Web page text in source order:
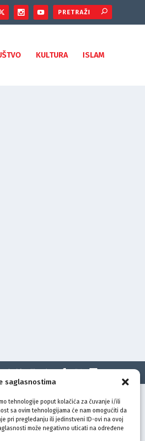
saglasnostima
tehnologije poput kolačića za čuvanje i/ili
sa ovim tehnologijama će nam omogućiti da
pri pregledanju ili jedinstveni ID-ovi na ovoj
može negativno uticati na određene
KULTURA ISLAM
Uvjeti korištenja